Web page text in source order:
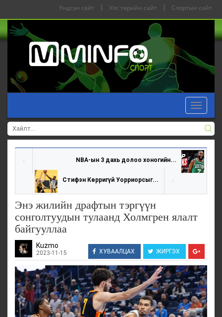
Үндсэн сайт Улс төрийн сайт Спортын сайт
Toggle
NBA-ын 3 дахь долоо хоногийн...
Стифэн Көрригүй Уорриорсыг...
Энэ жилийн драфтын тэргүүн
сонголтуудын тулаанд Холмгрен ялалт
байгууллаа
Kuzmo
2023-11-15 ХУВААЛЦАХ ЖИРГЭХ